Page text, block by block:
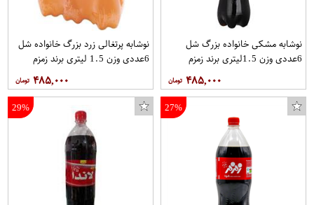
نوشابه مشکی خانواده بزرگ شل
6عددی وزن 1.5ليتري برند زمزم
۴۸۵,۰۰۰
نوشابه پرتغالی زرد بزرگ خانواده شل
6عددی وزن 1.5 لیتری برند زمزم
۴۸۵,۰۰۰
27%
29%